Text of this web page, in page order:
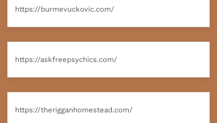
https://burmevuckovic.com/
https://askfreepsychics.com/
https://therigganhomestead.com/